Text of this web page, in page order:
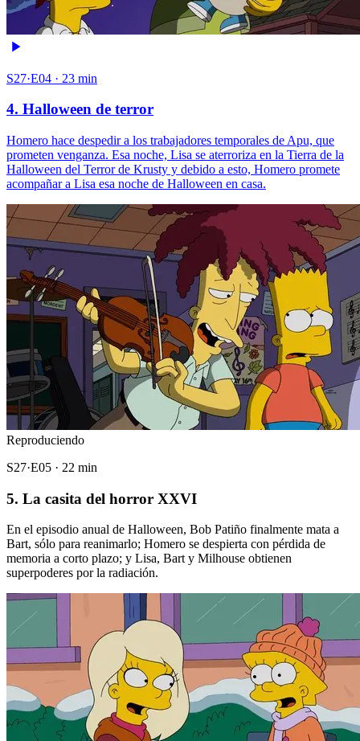
S27·E04 · 23 min
4. Halloween de terror
Homero hace despedir a los trabajadores temporales de Apu, que
prometen venganza. Esa noche, Lisa se aterroriza en la Tierra de la
Halloween del Terror de Krusty y debido a esto, Homero promete
acompañar a Lisa esa noche de Halloween en casa.
Reproduciendo
S27·E05 · 22 min
5. La casita del horror XXVI
En el episodio anual de Halloween, Bob Patiño finalmente mata a
Bart, sólo para reanimarlo; Homero se despierta con pérdida de
memoria a corto plazo; y Lisa, Bart y Milhouse obtienen
superpoderes por la radiación.